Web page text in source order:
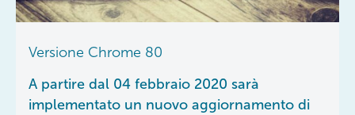
Versione Chrome 80
A partire dal 04 febbraio 2020 sarà
implementato un nuovo aggiornamento di